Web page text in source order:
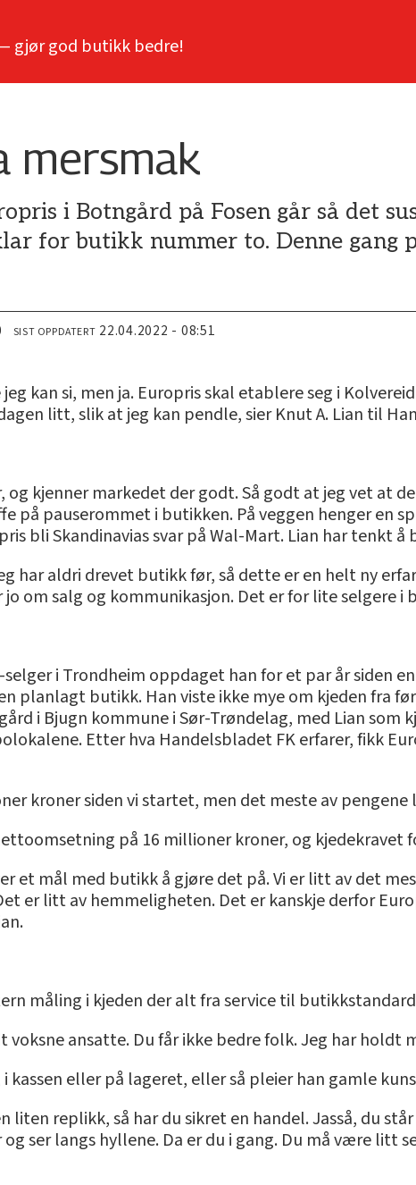
gjør god butikk bedre!
mersmak
i Botngård på Fosen går så det
for butikk nummer to. Denne gang
SIST OPPDATERT 22.04.2022 - 08:51
kan si, men ja. Europris skal etablere seg i
litt, slik at jeg kan pendle, sier Knut A. Lian til
og kjenner markedet der godt. Så godt at jeg vet at
på pauserommet i butikken. På veggen henger en
bli Skandinavias svar på Wal-Mart. Lian har tenkt å
har aldri drevet butikk før, så dette er en helt ny
om salg og kommunikasjon. Det er for lite selgere i
i Trondheim oppdaget han for et par år siden
planlagt butikk. Han viste ikke mye om kjeden fra
i Bjugn kommune i Sør-Trøndelag, med Lian
Etter hva Handelsbladet FK erfarer, fikk
kroner siden vi startet, men det meste av pengene
på 16 millioner kroner, og kjedekravet
et mål med butikk å gjøre det på. Vi er litt av det
er litt av hemmeligheten. Det er kanskje derfor
måling i kjeden der alt fra service til
voksne ansatte. Du får ikke bedre folk. Jeg har holdt
kassen eller på lageret, eller så pleier han gamle
liten replikk, så har du sikret en handel. Jasså, du
ser langs hyllene. Da er du i gang. Du må være litt